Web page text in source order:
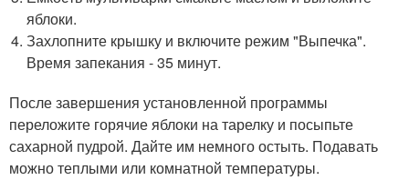
яблоки.
Захлопните крышку и включите режим "Выпечка".
Время запекания - 35 минут.
После завершения установленной программы
переложите горячие яблоки на тарелку и посыпьте
сахарной пудрой. Дайте им немного остыть. Подавать
можно теплыми или комнатной температуры.